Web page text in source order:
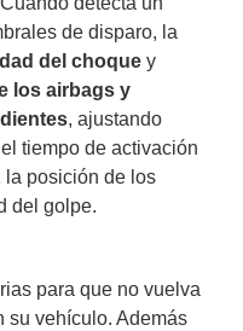
de disparo, la
del choque y
los airbags y
, ajustando
tiempo de activación
la posición de los
del golpe.
para que no vuelva
su vehículo. Además